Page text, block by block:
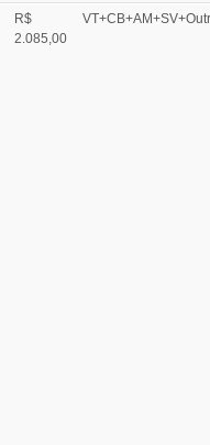
R$
2.085,00